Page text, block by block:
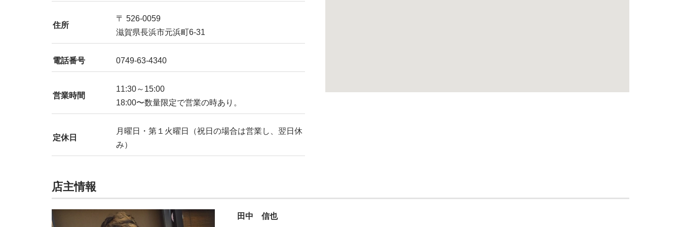
住所
〒 526-0059
滋賀県長浜市元浜町6-31
電話番号 0749-63-4340
営業時間
11:30～15:00
18:00〜数量限定で営業の時あり。
定休日
月曜日・第１火曜日（祝日の場合は営業し、翌日休
み）
店主情報
田中 信也